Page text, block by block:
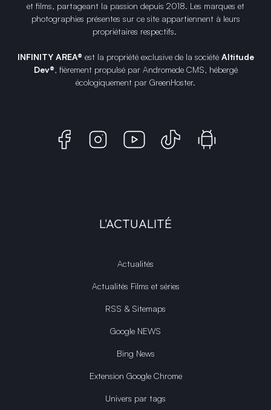
et films, partageant la passion depuis 2018. Les marques et
photographies présentes sur ce site appartiennent à leurs
propriétaires respectifs.
INFINITY AREA® est la propriété exclusive de la société Altitude
Dev®, fièrement propulsé par Andromede CMS, hébergé
écologiquement par GreenHoster.
L'ACTUALITÉ
Actualités
Actualités Films et séries
RSS & Sitemaps
Google NEWS
Bing News
Extension Google Chrome
Univers par tags